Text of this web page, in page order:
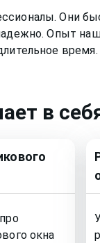
Они
Опыт
время.
в
окна